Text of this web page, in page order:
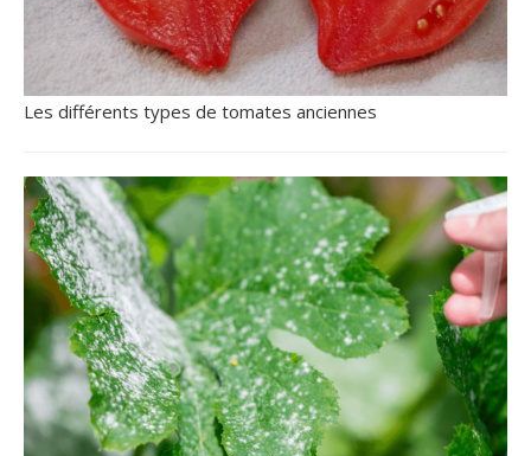
Les différents types de tomates anciennes